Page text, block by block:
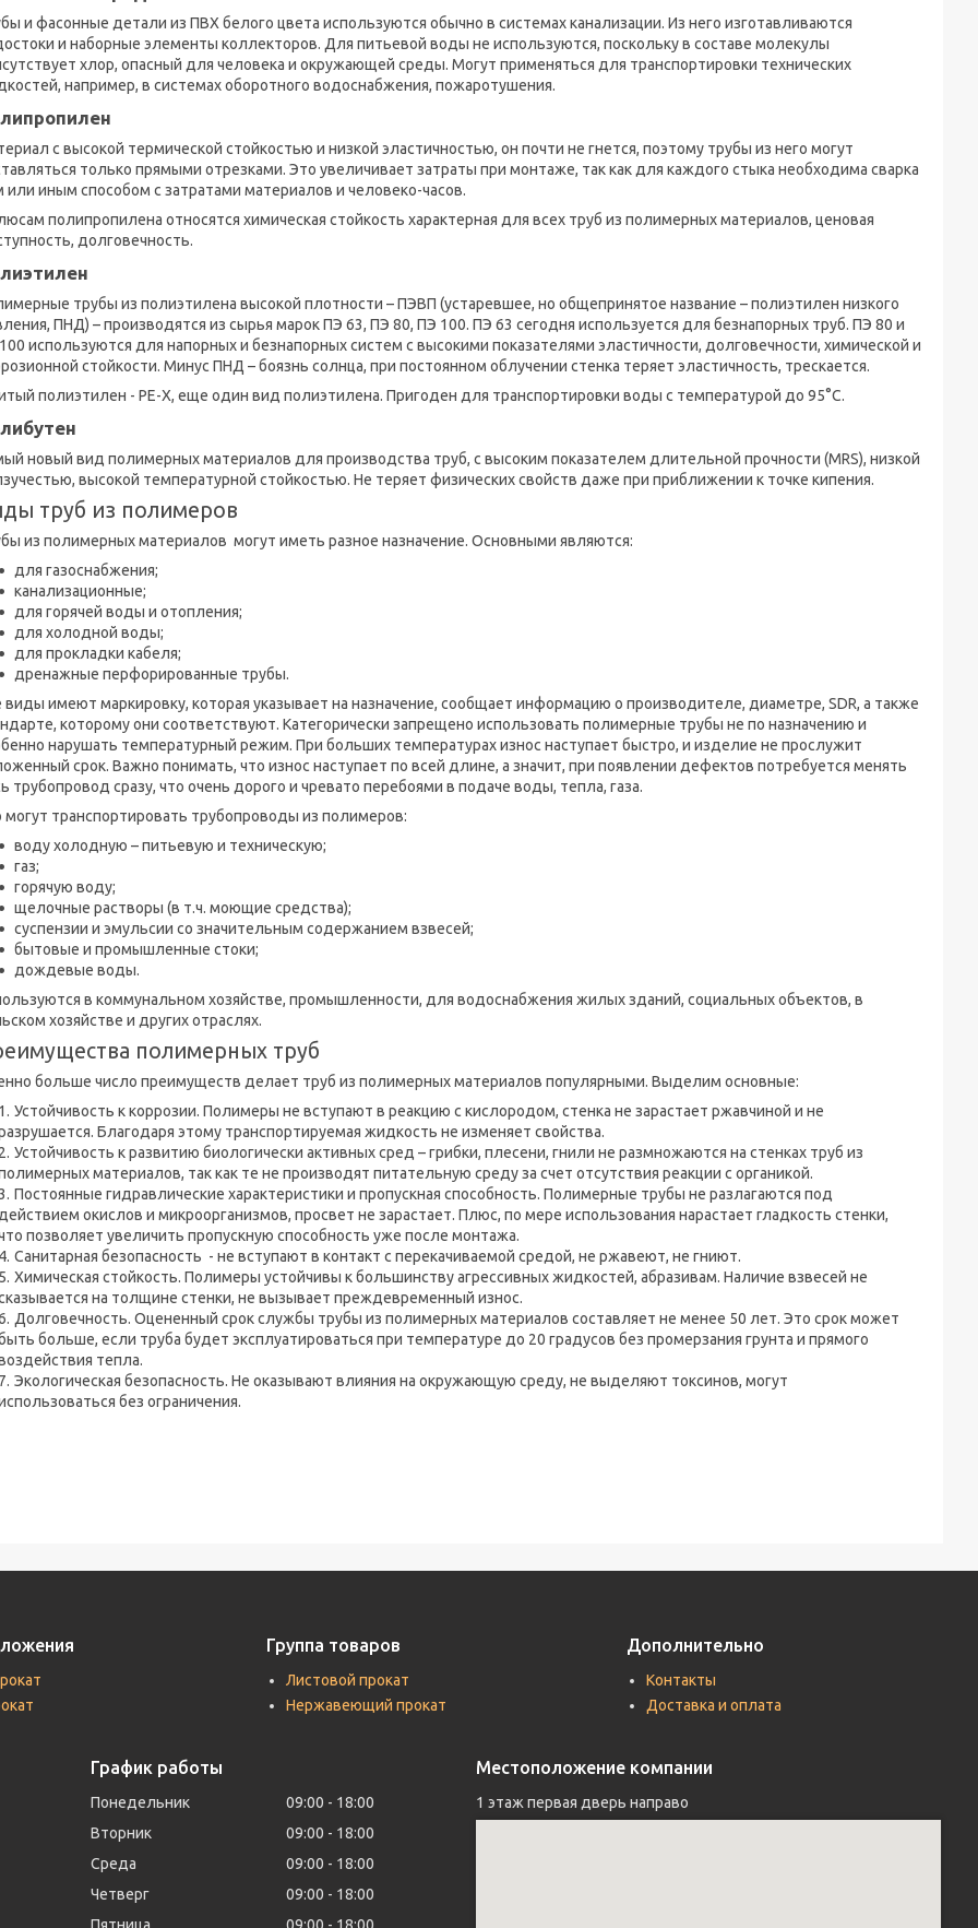
и фасонные детали из ПВХ белого цвета используются обычно в системах канализации. Из него изготавливаются
и наборные элементы коллекторов. Для питьевой воды не используются, поскольку в составе молекулы
хлор, опасный для человека и окружающей среды. Могут применяться для транспортировки технических
например, в системах оборотного водоснабжения, пожаротушения.
с высокой термической стойкостью и низкой эластичностью, он почти не гнется, поэтому трубы из него могут
только прямыми отрезками. Это увеличивает затраты при монтаже, так как для каждого стыка необходима сварка
или иным способом с затратами материалов и человеко-часов.
полипропилена относятся химическая стойкость характерная для всех труб из полимерных материалов, ценовая
долговечность.
трубы из полиэтилена высокой плотности – ПЭВП (устаревшее, но общепринятое название – полиэтилен низкого
ПНД) – производятся из сырья марок ПЭ 63, ПЭ 80, ПЭ 100. ПЭ 63 сегодня используется для безнапорных труб. ПЭ 80 и
используются для напорных и безнапорных систем с высокими показателями эластичности, долговечности, химической и
стойкости. Минус ПНД – боязнь солнца, при постоянном облучении стенка теряет эластичность, трескается.
полиэтилен - РЕ-Х, еще один вид полиэтилена. Пригоден для транспортировки воды с температурой до 95°С.
новый вид полимерных материалов для производства труб, с высоким показателем длительной прочности (MRS), низкой
высокой температурной стойкостью. Не теряет физических свойств даже при приближении к точке кипения.
труб из полимеров
из полимерных материалов могут иметь разное назначение. Основными являются:
для газоснабжения;
канализационные;
для горячей воды и отопления;
для холодной воды;
для прокладки кабеля;
дренажные перфорированные трубы.
виды имеют маркировку, которая указывает на назначение, сообщает информацию о производителе, диаметре, SDR, а также
которому они соответствуют. Категорически запрещено использовать полимерные трубы не по назначению и
нарушать температурный режим. При больших температурах износ наступает быстро, и изделие не прослужит
срок. Важно понимать, что износ наступает по всей длине, а значит, при появлении дефектов потребуется менять
трубопровод сразу, что очень дорого и чревато перебоями в подаче воды, тепла, газа.
могут транспортировать трубопроводы из полимеров:
воду холодную – питьевую и техническую;
газ;
горячую воду;
щелочные растворы (в т.ч. моющие средства);
суспензии и эмульсии со значительным содержанием взвесей;
бытовые и промышленные стоки;
дождевые воды.
в коммунальном хозяйстве, промышленности, для водоснабжения жилых зданий, социальных объектов, в
хозяйстве и других отраслях.
полимерных труб
больше число преимуществ делает труб из полимерных материалов популярными. Выделим основные:
Устойчивость к коррозии. Полимеры не вступают в реакцию с кислородом, стенка не зарастает ржавчиной и не
Благодаря этому транспортируемая жидкость не изменяет свойства.
Устойчивость к развитию биологически активных сред – грибки, плесени, гнили не размножаются на стенках труб из
материалов, так как те не производят питательную среду за счет отсутствия реакции с органикой.
Постоянные гидравлические характеристики и пропускная способность. Полимерные трубы не разлагаются под
действием окислов и микроорганизмов, просвет не зарастает. Плюс, по мере использования нарастает гладкость стенки,
позволяет увеличить пропускную способность уже после монтажа.
Санитарная безопасность - не вступают в контакт с перекачиваемой средой, не ржавеют, не гниют.
Химическая стойкость. Полимеры устойчивы к большинству агрессивных жидкостей, абразивам. Наличие взвесей не
на толщине стенки, не вызывает преждевременный износ.
Долговечность. Оцененный срок службы трубы из полимерных материалов составляет не менее 50 лет. Это срок может
больше, если труба будет эксплуатироваться при температуре до 20 градусов без промерзания грунта и прямого
тепла.
Экологическая безопасность. Не оказывают влияния на окружающую среду, не выделяют токсинов, могут
без ограничения.
Группа товаров
Листовой прокат
Нержавеющий прокат
Дополнительно
Контакты
Доставка и оплата
График работы
Понедельник 09:00
18:00
Вторник
09:00
18:00
Среда
09:00
18:00
Четверг
09:00
18:00
Местоположение компании
1 этаж первая дверь направо